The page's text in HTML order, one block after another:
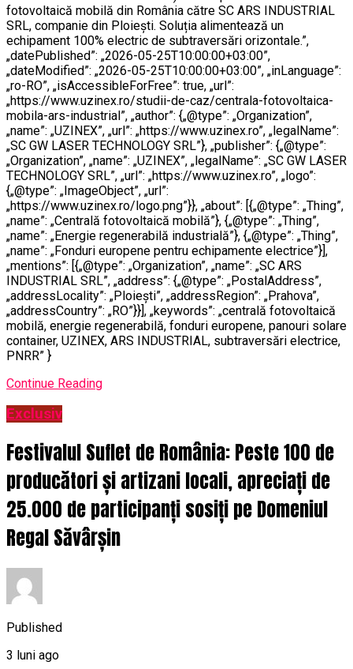
fotovoltaică mobilă din România către SC ARS INDUSTRIAL
SRL, companie din Ploiești. Soluția alimentează un
echipament 100% electric de subtraversări orizontale.”,
„datePublished”: „2026-05-25T10:00:00+03:00”,
„dateModified”: „2026-05-25T10:00:00+03:00”, „inLanguage”:
„ro-RO”, „isAccessibleForFree”: true, „url”:
„https://www.uzinex.ro/studii-de-caz/centrala-fotovoltaica-
mobila-ars-industrial”, „author”: {„@type”: „Organization”,
„name”: „UZINEX”, „url”: „https://www.uzinex.ro”, „legalName”:
„SC GW LASER TECHNOLOGY SRL”}, „publisher”: {„@type”:
„Organization”, „name”: „UZINEX”, „legalName”: „SC GW LASER
TECHNOLOGY SRL”, „url”: „https://www.uzinex.ro”, „logo”:
{„@type”: „ImageObject”, „url”:
„https://www.uzinex.ro/logo.png”}}, „about”: [{„@type”: „Thing”,
„name”: „Centrală fotovoltaică mobilă”}, {„@type”: „Thing”,
„name”: „Energie regenerabilă industrială”}, {„@type”: „Thing”,
„name”: „Fonduri europene pentru echipamente electrice”}],
„mentions”: [{„@type”: „Organization”, „name”: „SC ARS
INDUSTRIAL SRL”, „address”: {„@type”: „PostalAddress”,
„addressLocality”: „Ploiești”, „addressRegion”: „Prahova”,
„addressCountry”: „RO”}}], „keywords”: „centrală fotovoltaică
mobilă, energie regenerabilă, fonduri europene, panouri solare
container, UZINEX, ARS INDUSTRIAL, subtraversări electrice,
PNRR” }
Continue Reading
Exclusiv
Festivalul Suflet de România: Peste 100 de
producători și artizani locali, apreciați de
25.000 de participanți sosiți pe Domeniul
Regal Săvârșin
Published
3 luni ago